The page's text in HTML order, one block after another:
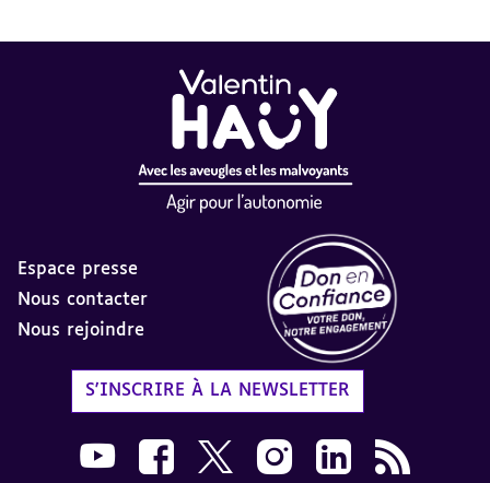
Espace presse
Nous contacter
Nous rejoindre
S'INSCRIRE À LA NEWSLETTER
Nous suivre sur Youtube AVH dans une
Nous suivre sur Facebook AVH dans
Nous suivre sur X AVH dans une
Nous suivre sur Instagram
Nous suivre sur
Flux RSS